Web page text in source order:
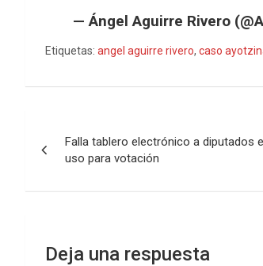
— Ángel Aguirre Rivero
Etiquetas: angel aguirre rivero, caso
de
entradas
Falla tablero electrónico a diputados
uso para votación
Deja una respuesta